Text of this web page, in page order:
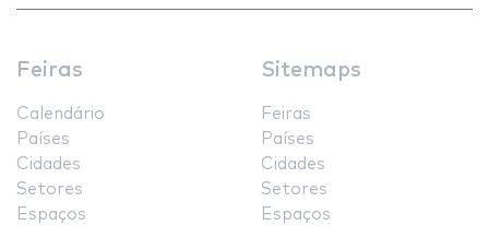
Feiras
Calendário
Países
Cidades
Setores
Espaços
Sitemaps
Feiras
Países
Cidades
Setores
Espaços